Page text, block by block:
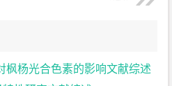
枫杨光合色素的影响文献综述